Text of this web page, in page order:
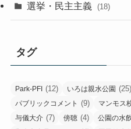
選挙・民主主義 (18)
タグ
Park-PFI (12) いろは親水公園 (25)
パブリックコメント (9) マンモス
与儀大介 (7) 傍聴 (4) 公園の水